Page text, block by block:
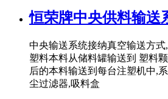
恒荣牌中央供料输送
中央输送系统接纳真空输送方
塑料本料从储料罐输送到 塑料
后的本料输送到每台注塑机中,
尘过滤器,吸料盒